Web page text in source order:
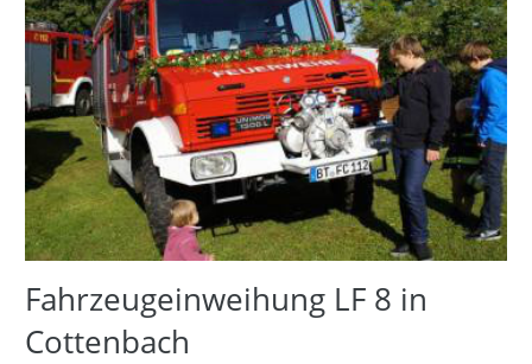
Fahrzeugeinweihung LF 8 in
Cottenbach